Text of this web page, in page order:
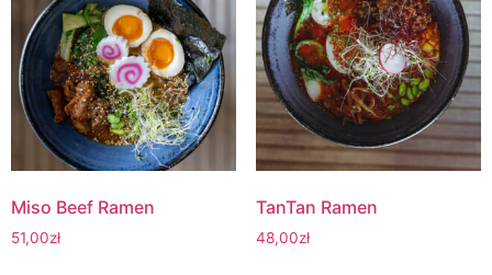
Miso Beef Ramen
51,00zł
TanTan Ramen
48,00zł